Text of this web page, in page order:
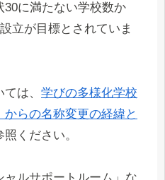
に満たない学校数か
立が目標とされていま
は、 学びの多様化学校
らの名称変更の経緯と
ください。